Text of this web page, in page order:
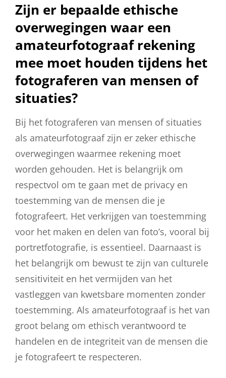
Zijn er bepaalde ethische
overwegingen waar een
amateurfotograaf rekening
mee moet houden tijdens het
fotograferen van mensen of
situaties?
Bij het fotograferen van mensen of situaties
als amateurfotograaf zijn er zeker ethische
overwegingen waarmee rekening moet
worden gehouden. Het is belangrijk om
respectvol om te gaan met de privacy en
toestemming van de mensen die je
fotografeert. Het verkrijgen van toestemming
voor het maken en delen van foto’s, vooral bij
portretfotografie, is essentieel. Daarnaast is
het belangrijk om bewust te zijn van culturele
sensitiviteit en het vermijden van het
vastleggen van kwetsbare momenten zonder
toestemming. Als amateurfotograaf is het van
groot belang om ethisch verantwoord te
handelen en de integriteit van de mensen die
je fotografeert te respecteren.